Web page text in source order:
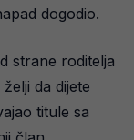
dogodio.
strane roditelja
da dijete
titule sa